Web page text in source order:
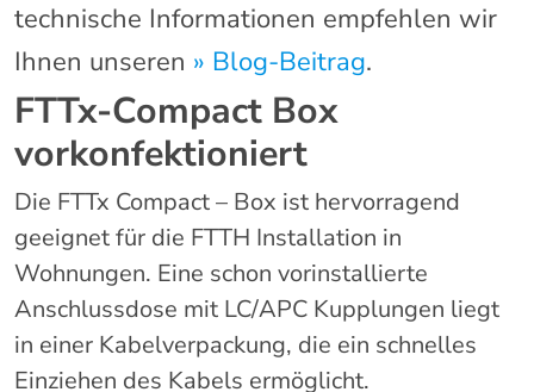
technische Informationen empfehlen wir
Ihnen unseren » Blog-Beitrag.
FTTx-Compact Box
vorkonfektioniert
Die FTTx Compact – Box ist hervorragend
geeignet für die FTTH Installation in
Wohnungen. Eine schon vorinstallierte
Anschlussdose mit LC/APC Kupplungen liegt
in einer Kabelverpackung, die ein schnelles
Einziehen des Kabels ermöglicht.